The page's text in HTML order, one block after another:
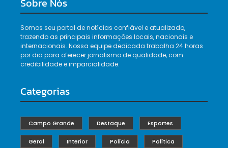
Somos seu portal de notícias confiável e atualizado,
trazendo as principais informações locais, nacionais e
internacionais. Nossa equipe dedicada trabalha 24 horas
por dia para oferecer jornalismo de qualidade, com
credibilidade e imparcialidade.
Categorias
Campo Grande Destaque Esportes
Geral Interior Polícia Política